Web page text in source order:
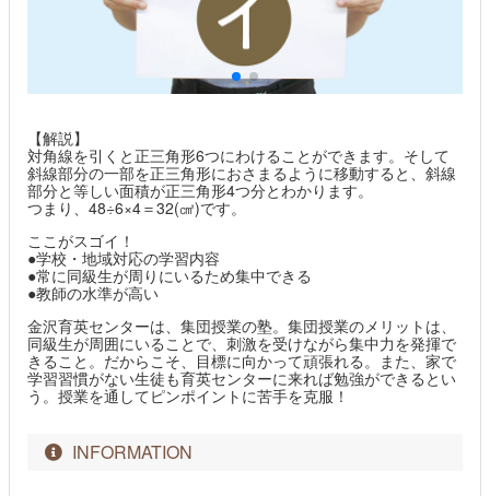
【解説】
対角線を引くと正三角形6つにわけることができます。そして
斜線部分の一部を正三角形におさまるように移動すると、斜線
部分と等しい面積が正三角形4つ分とわかります。
つまり、48÷6×4＝32(㎠)です。
ここがスゴイ！
●学校・地域対応の学習内容
●常に同級生が周りにいるため集中できる
●教師の水準が高い
金沢育英センターは、集団授業の塾。集団授業のメリットは、
同級生が周囲にいることで、刺激を受けながら集中力を発揮で
きること。だからこそ、目標に向かって頑張れる。また、家で
学習習慣がない生徒も育英センターに来れば勉強ができるとい
う。授業を通してピンポイントに苦手を克服！
INFORMATION